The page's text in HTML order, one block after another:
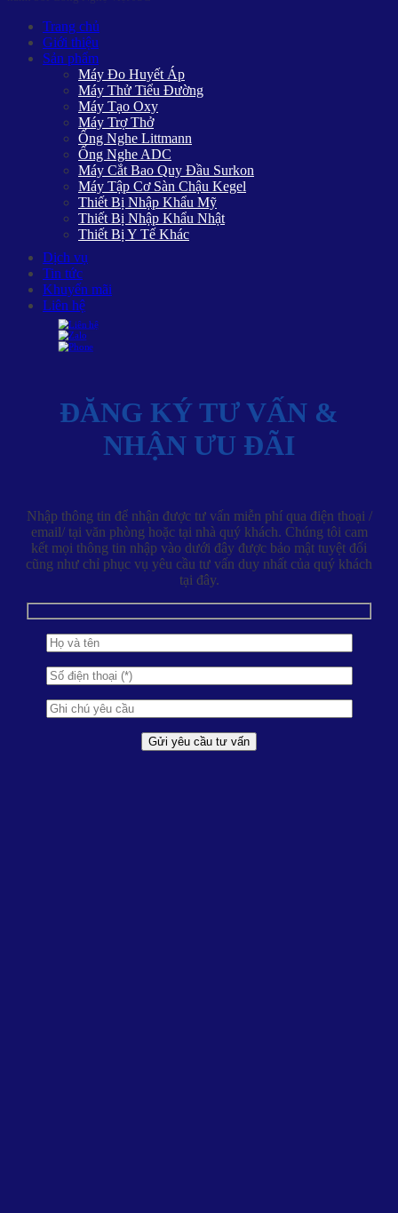
Trang chủ
Giới thiệu
Sản phẩm
Máy Đo Huyết Áp
Máy Thử Tiểu Đường
Máy Tạo Oxy
Máy Trợ Thở
Ống Nghe Littmann
Ống Nghe ADC
Máy Cắt Bao Quy Đầu Surkon
Máy Tập Cơ Sàn Chậu Kegel
Thiết Bị Nhập Khẩu Mỹ
Thiết Bị Nhập Khẩu Nhật
Thiết Bị Y Tế Khác
Dịch vụ
Tin tức
Khuyến mãi
Liên hệ
ĐĂNG KÝ TƯ VẤN &
NHẬN ƯU ĐÃI
Nhập thông tin để nhận được tư vấn miễn phí qua điện thoại /
email/ tại văn phòng hoặc tại nhà quý khách. Chúng tôi cam
kết mọi thông tin nhập vào dưới đây được bảo mật tuyệt đối
cũng như chỉ phục vụ yêu cầu tư vấn duy nhất của quý khách
tại đây.